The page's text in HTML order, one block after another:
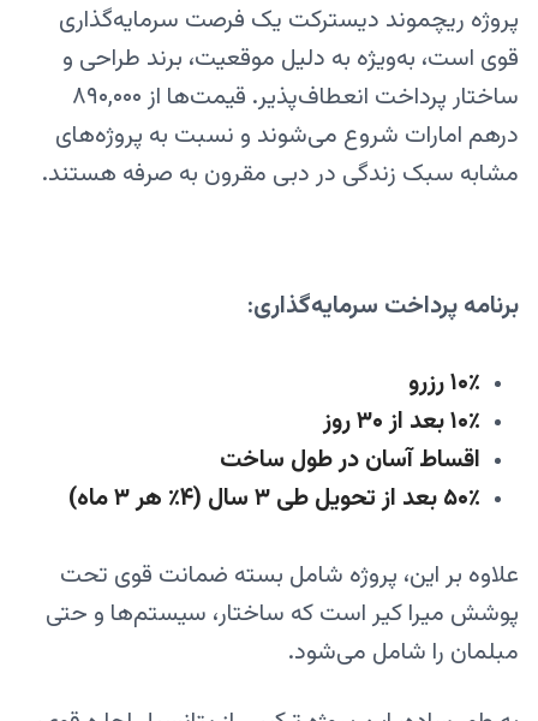
پروژه ریچموند دیسترکت یک فرصت سرمایه‌گذاری
قوی است، به‌ویژه به دلیل موقعیت، برند طراحی و
ساختار پرداخت انعطاف‌پذیر. قیمت‌ها از ۸۹۰,۰۰۰
درهم امارات شروع می‌شوند و نسبت به پروژه‌های
مشابه سبک زندگی در دبی مقرون به صرفه هستند.
برنامه پرداخت سرمایه‌گذاری:
۱۰٪ رزرو
۱۰٪ بعد از ۳۰ روز
اقساط آسان در طول ساخت
۵۰٪ بعد از تحویل طی ۳ سال (۴٪ هر ۳ ماه)
علاوه بر این، پروژه شامل بسته ضمانت قوی تحت
پوشش میرا کیر است که ساختار، سیستم‌ها و حتی
مبلمان را شامل می‌شود.